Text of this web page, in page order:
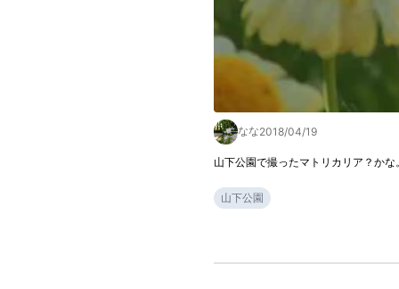
なな2018/04/19
山下公園で撮ったマトリカリア？かな
山下公園